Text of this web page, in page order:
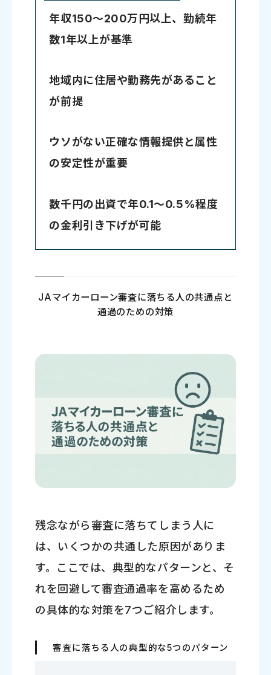
年収150～200万円以上、勤続年
数1年以上が基準
地域内に住居や勤務先があること
が前提
ウソがない正確な情報提供と属性
の安定性が重要
数千円の出資で年0.1～0.5%程度
の金利引き下げが可能
JAマイカーローン審査に落ちる人の共通点と
通過のための対策
残念ながら審査に落ちてしまう人に
は、いくつかの共通した原因がありま
す。ここでは、典型的なパターンと、そ
れを回避して審査通過率を高めるため
の具体的な対策を7つご紹介します。
審査に落ちる人の典型的な5つのパターン